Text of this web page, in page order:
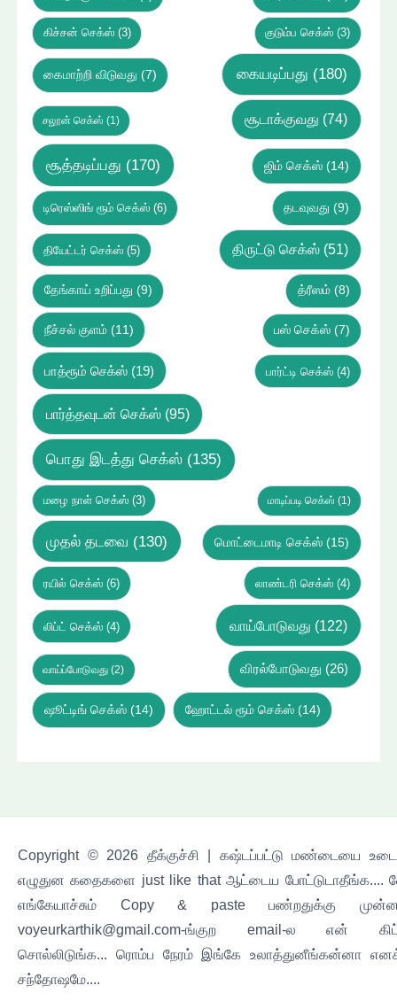
கிச்சன் செக்ஸ்(3) குடும்ப செக்ஸ் (3)
கைமாற்றி விடுவது (7) கையடிப்பது (180)
சலூன் செக்ஸ் (1) சூடாக்குவது (74)
சூத்தடிப்பது (170) ஜிம் செக்ஸ் (14)
டிரெஸ்ஸிங் ரூம் செக்ஸ் (6) தடவுவது (9)
தியேட்டர் செக்ஸ் (5) திருட்டு செக்ஸ்(51)
தேங்காய் உறிப்பது (9) த்ரீஸம்(8)
நீச்சல் குளம்(11) பஸ் செக்ஸ்(7)
பாத்ரூம் செக்ஸ் (19) பார்ட்டி செக்ஸ் (4)
பார்த்தவுடன் செக்ஸ்(95)
பொது இடத்து செக்ஸ் (135)
மழை நாள் செக்ஸ்(3) மாடிப்படி செக்ஸ் (1)
முதல் தடவை (130) மொட்டைமாடி செக்ஸ் (15)
ரயில் செக்ஸ் (6) லாண்டரி செக்ஸ் (4)
லிப்ட் செக்ஸ்(4) வாய்போடுவது (122)
வாய்ப்போடுவது (2) விரல்போடுவது (26)
ஷூட்டிங் செக்ஸ்(14) ஹோட்டல் ரூம் செக்ஸ்(14)
Copyright © 2026 தீக்குச்சி | கஷ்டப்பட்டு மண்டையை
எழுதுன கதைகளை just like that ஆட்டைய போட்டுடாதீங்க....
எங்கேயாச்சும் Copy & paste பண்றதுக்கு
voyeurkarthik@gmail.com-ங்குற email-ல என்
சொல்லிடுங்க... ரொம்ப நேரம் இங்கே உலாத்துனீங்கன்னா
சந்தோஷமே....